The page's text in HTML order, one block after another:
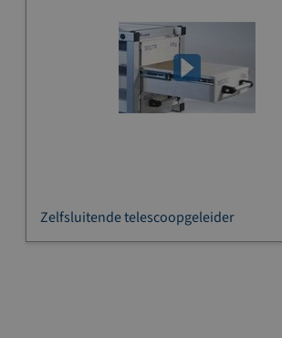
Zelfsluitende telescoopgeleider